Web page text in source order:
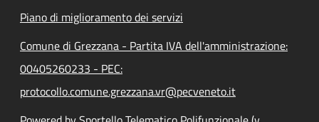
Piano di miglioramento dei servizi
Comune di Grezzana - Partita IVA dell'amministrazione:
00405260233 - PEC:
protocollo.comune.grezzana.vr@pecveneto.it